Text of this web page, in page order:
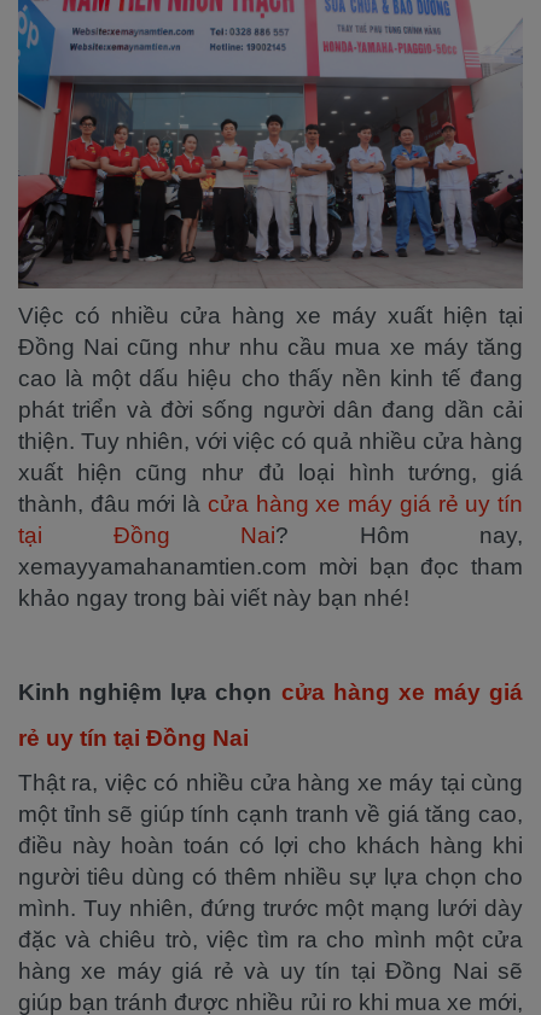
Việc có nhiều cửa hàng xe máy xuất hiện tại
Đồng Nai cũng như nhu cầu mua xe máy tăng
cao là một dấu hiệu cho thấy nền kinh tế đang
phát triển và đời sống người dân đang dần cải
thiện. Tuy nhiên, với việc có quả nhiều cửa hàng
xuất hiện cũng như đủ loại hình tướng, giá
thành, đâu mới là cửa hàng xe máy giá rẻ uy tín
tại Đồng Nai? Hôm nay,
xemayyamahanamtien.com mời bạn đọc tham
khảo ngay trong bài viết này bạn nhé!
Kinh nghiệm lựa chọn cửa hàng xe máy giá
rẻ uy tín tại Đồng Nai
Thật ra, việc có nhiều cửa hàng xe máy tại cùng
một tỉnh sẽ giúp tính cạnh tranh về giá tăng cao,
điều này hoàn toán có lợi cho khách hàng khi
người tiêu dùng có thêm nhiều sự lựa chọn cho
mình. Tuy nhiên, đứng trước một mạng lưới dày
đặc và chiêu trò, việc tìm ra cho mình một cửa
hàng xe máy giá rẻ và uy tín tại Đồng Nai sẽ
giúp bạn tránh được nhiều rủi ro khi mua xe mới,